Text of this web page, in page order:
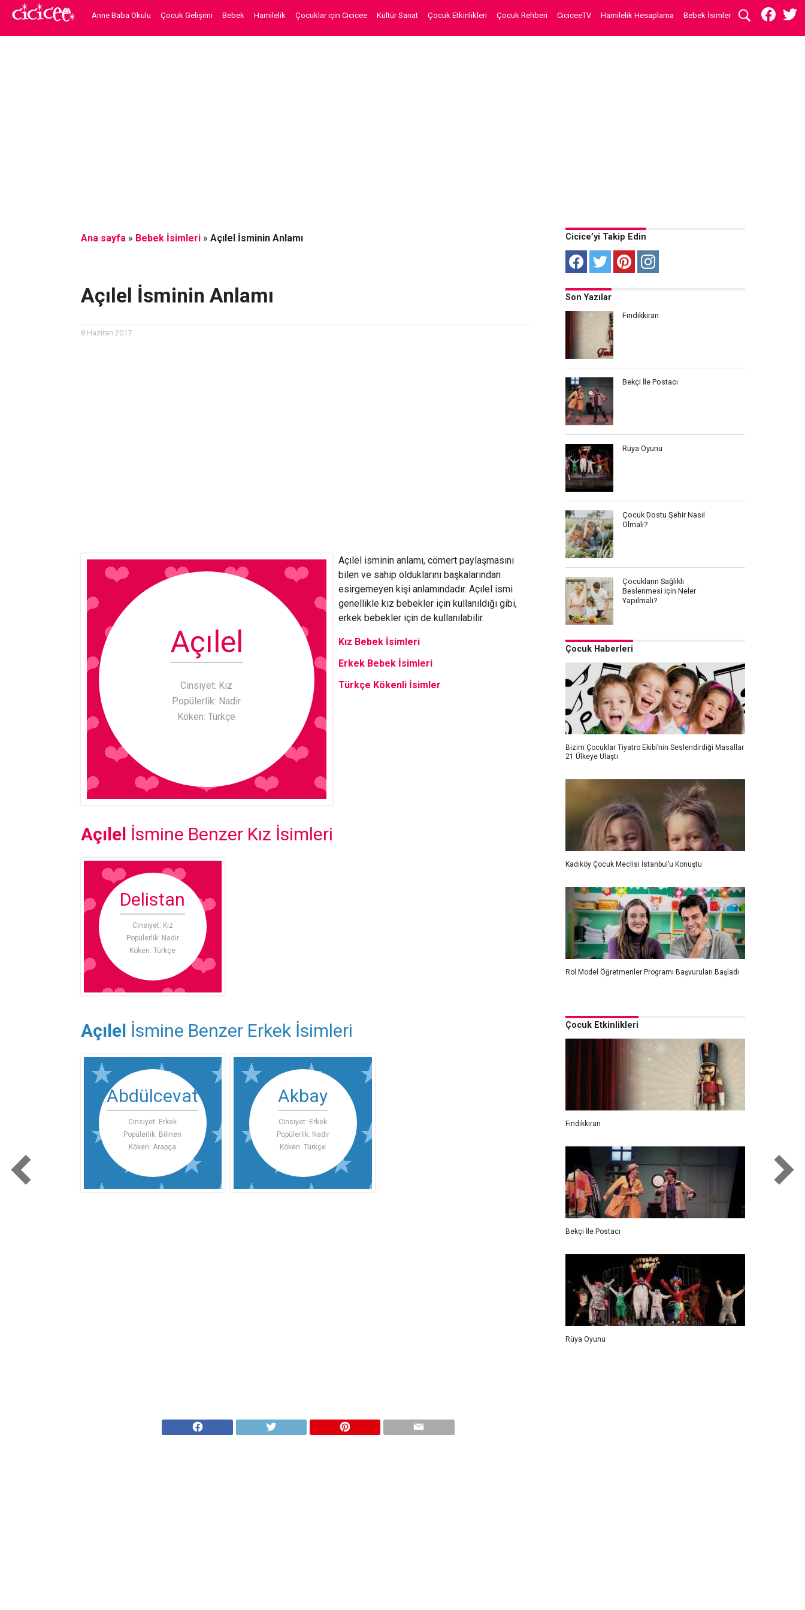
Anne Baba Okulu Çocuk Gelişimi Bebek Hamilelik Çocuklar için Cicicee Kültür Sanat Çocuk Etkinlikleri Çocuk Rehberi CiciceeTV Hamilelik Hesaplama Bebek İsimleri
Ana sayfa» Bebek İsimleri» Açılel İsminin Anlamı
Açılel İsminin Anlamı
8 Haziran 2017
Açılel
Cinsiyet: Kız
Popülerlik: Nadir
Köken: Türkçe
Açılel isminin anlamı, cömert paylaşmasını
bilen ve sahip olduklarını başkalarından
esirgemeyen kişi anlamındadır. Açılel ismi
genellikle kız bebekler için kullanıldığı gibi,
erkek bebekler için de kullanılabilir.
Kız Bebek İsimleri
Erkek Bebek İsimleri
Türkçe Kökenli İsimler
Açılel İsmine Benzer Kız İsimleri
Delistan
Cinsiyet: Kız
Popülerlik: Nadir
Köken: Türkçe
Açılel İsmine Benzer Erkek İsimleri
Abdülcevat
Cinsiyet: Erkek
Popülerlik: Bilinen
Köken: Arapça
Akbay
Cinsiyet: Erkek
Popülerlik: Nadir
Köken: Türkçe
Cicice’yi Takip Edin
Son Yazılar
Fındıkkıran
Bekçi İle Postacı
Rüya Oyunu
Çocuk Dostu Şehir Nasıl
Olmalı?
Çocukların Sağlıklı
Beslenmesi için Neler
Yapılmalı?
Çocuk Haberleri
Bizim Çocuklar Tiyatro Ekibi’nin Seslendirdiği Masallar
21 Ülkeye Ulaştı
Kadıköy Çocuk Meclisi İstanbul’u Konuştu
Rol Model Öğretmenler Programı Başvuruları Başladı
Çocuk Etkinlikleri
Fındıkkıran
Bekçi İle Postacı
Rüya Oyunu